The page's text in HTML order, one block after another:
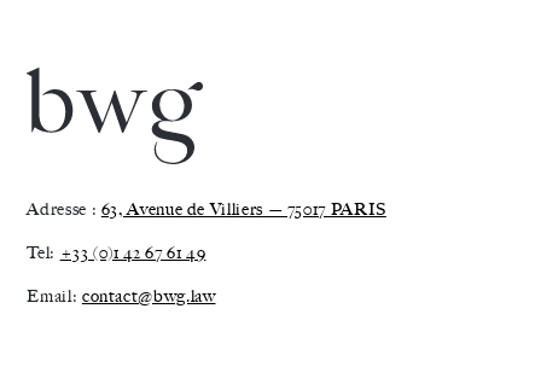
Adresse : 63, Avenue de Villiers — 75017 PARIS
Tel: +33 (0)1 42 67 61 49
Email: contact@bwg.law